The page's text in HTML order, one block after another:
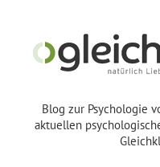
Blog zur Psychologie
aktuellen